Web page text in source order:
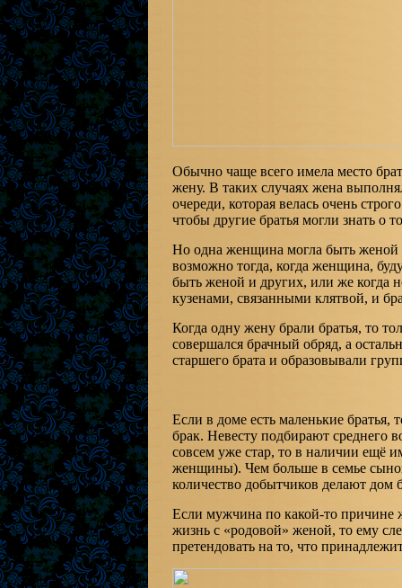
Обычно чаще всего имела место
жену. В таких случаях жена
очереди, которая велась очень
чтобы другие братья могли знать о
Но одна женщина могла быть женой
возможно тогда, когда женщина,
быть женой и других, или же когда
кузенами, связанными клятвой, и
Когда одну жену брали братья, то
совершался брачный обряд, а
старшего брата и образовывали
Если в доме есть маленькие
брак. Невесту подбирают среднего
совсем уже стар, то в наличии ещё
женщины). Чем больше в семье
количество добытчиков делают дом
Если мужчина по какой-то причине
жизнь с «родовой» женой, то ему
претендовать на то, что